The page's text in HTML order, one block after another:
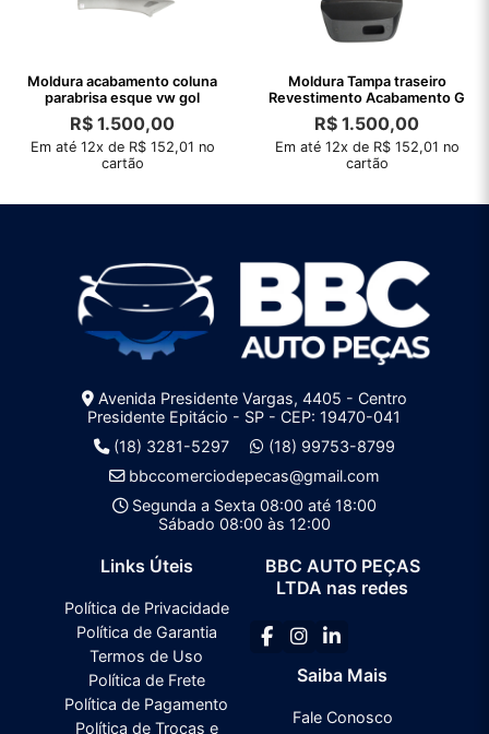
Moldura acabamento coluna
parabrisa esque vw gol
R$ 1.500,00
Em até 12x de R$ 152,01 no
cartão
Moldura Tampa traseiro
Revestimento Acabamento G
R$ 1.500,00
Em até 12x de R$ 152,01 no
cartão
Avenida Presidente Vargas, 4405 - Centro
Presidente Epitácio - SP - CEP: 19470-041
(18) 3281-5297
(18) 99753-8799
bbccomerciodepecas@gmail.com
Segunda a Sexta 08:00 até 18:00
Sábado 08:00 às 12:00
Links Úteis
Política de Privacidade
Política de Garantia
Termos de Uso
Política de Frete
Política de Pagamento
Política de Trocas e
BBC AUTO PEÇAS
LTDA nas redes
Saiba Mais
Fale Conosco